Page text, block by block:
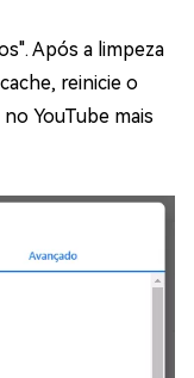
Após a limpeza
reinicie o
YouTube mais